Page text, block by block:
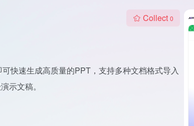
Collect 0
快速生成高质量的PPT，支持多种文档格式导入
示文稿。